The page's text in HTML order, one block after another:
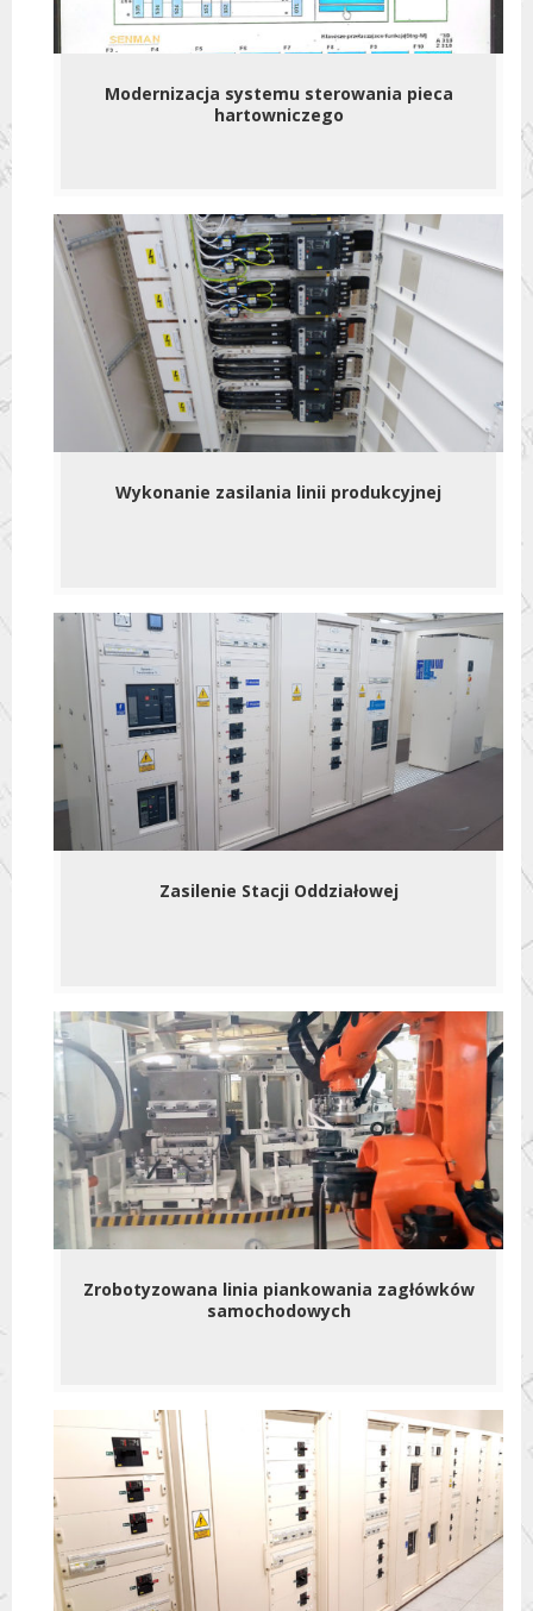
Modernizacja systemu sterowania pieca
hartowniczego
Wykonanie zasilania linii produkcyjnej
Zasilenie Stacji Oddziałowej
Zrobotyzowana linia piankowania zagłówków
samochodowych